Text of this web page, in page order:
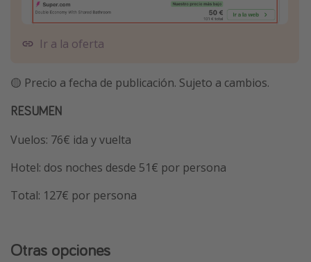
Ir a la oferta
🟡 Precio a fecha de publicación. Sujeto a cambios.
RESUMEN
Vuelos: 76€ ida y vuelta
Hotel: dos noches desde 51€ por persona
Total: 127€ por persona
Otras opciones